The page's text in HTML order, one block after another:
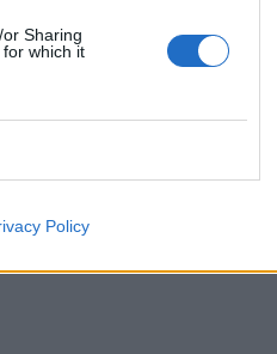
Sharing
which it
Policy